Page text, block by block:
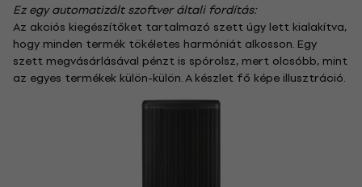
Ez egy automatizált szoftver általi fordítás:
Az akciós kiegészítőket tartalmazó szett úgy lett kialakítva,
hogy minden termék tökéletes harmóniát alkosson. Egy
szett megvásárlásával pénzt is spórolsz, mert olcsóbb, mint
az egyes termékek külön-külön. A készlet fő képe illusztráció.